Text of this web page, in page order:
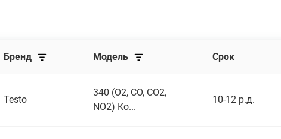
Бренд Модель Срок
Testo
340 (O2, CO, CO2,
NO2) Ко...
10-12 р.д.